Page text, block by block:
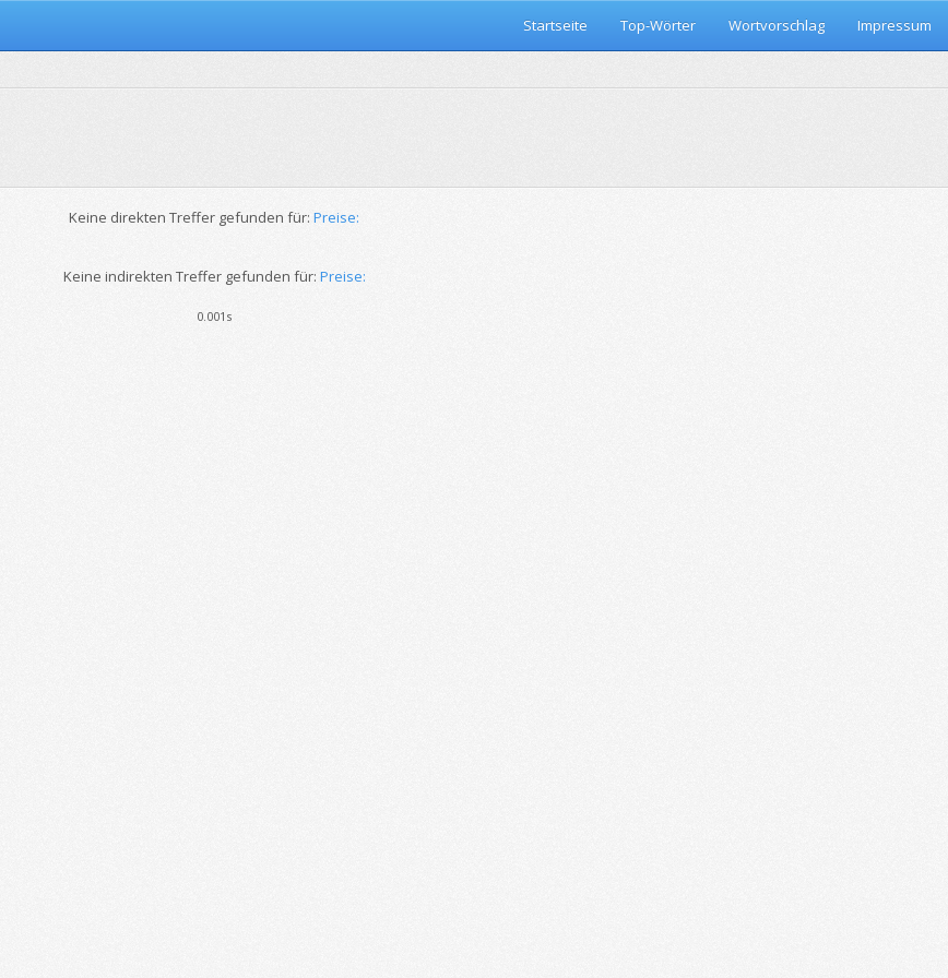
Startseite Top-Wörter Wortvorschlag Impressum
Keine direkten Treffer gefunden für: Preise:
Keine indirekten Treffer gefunden für: Preise:
0.001s